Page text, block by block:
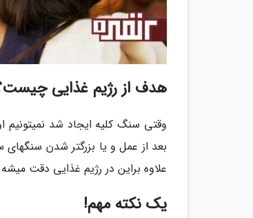
هدف از رژیم غذایی
وقتی سنگ کلیه ایجاد شد نمیتونیم
بعد از عمل و یا بزرگتر شدن
علاوه براین در رژیم غذایی دقت
یک نکته مهم!